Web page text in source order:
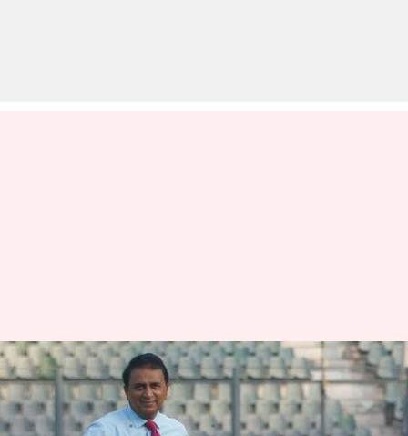
BCCI ऑफिशियल पर भड़के सुनील
गावस्कर, जानिए क्या रहा कारण
लेखन Neeraj Pandey Mar 20, 2020 03:43 pm